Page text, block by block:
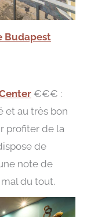
Budapest
€€€ :
et au très bon
profiter de la
de
note de
du tout.